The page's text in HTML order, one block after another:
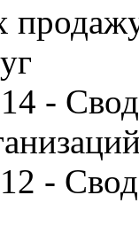
-
-